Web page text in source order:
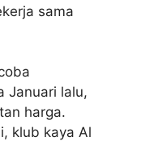
sama
Januari lalu,
harga.
klub kaya Al